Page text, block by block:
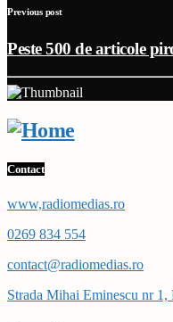
Previous post
Peste 500 de articole
Contact
www,radiomedias.ro
0269 834 554
contact@radiomedias.ro
Strada Mihai Eminescu nr 1,